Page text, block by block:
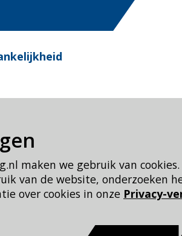
maken we gebruik van
van de website, onderzoeken
over cookies in onze Privacy-